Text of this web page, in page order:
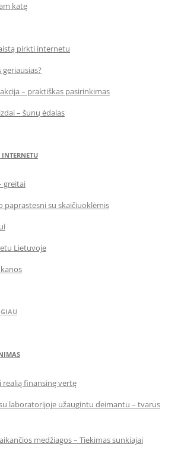
katę
pirkti internetu
– praktiškas pasirinkimas
– šunų ėdalas
greitai
paprastesni su skaičiuoklėmis
Lietuvoje
finansinę vertę
laboratorijoje užaugintu deimantu – tvarus
medžiagos – Tiekimas sunkiajai